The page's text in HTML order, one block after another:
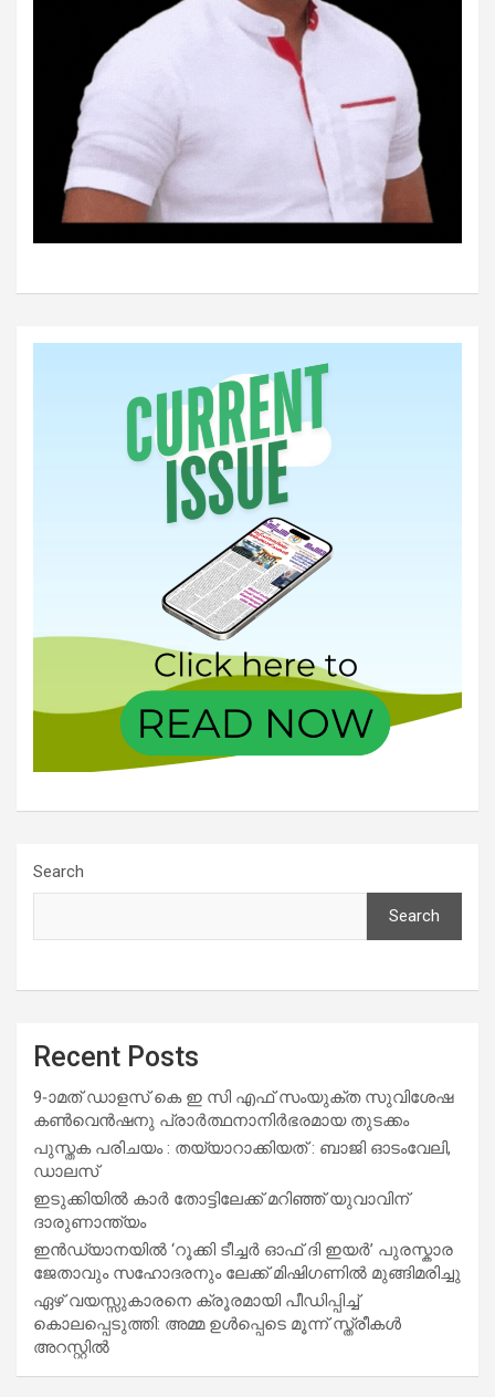
Search
Search
Recent Posts
9-ാമത് ഡാളസ് കെ ഇ സി എഫ് സംയുക്ത സുവിശേഷ
കൺവെൻഷനു പ്രാർത്ഥനാനിർഭരമായ തുടക്കം
പുസ്തക പരിചയം : തയ്യാറാക്കിയത് : ബാജി ഓടംവേലി,
ഡാലസ്
ഇടുക്കിയിൽ കാർ തോട്ടിലേക്ക് മറിഞ്ഞ് യുവാവിന്
ദാരുണാന്ത്യം
ഇൻഡ്യാനയിൽ ‘റൂക്കി ടീച്ചർ ഓഫ് ദി ഇയർ’ പുരസ്കാര
ജേതാവും സഹോദരനും ലേക്ക് മിഷിഗണിൽ മുങ്ങിമരിച്ചു
ഏഴ് വയസ്സുകാരനെ ക്രൂരമായി പീഡിപ്പിച്ച്
കൊലപ്പെടുത്തി: അമ്മ ഉൾപ്പെടെ മൂന്ന് സ്ത്രീകൾ
അറസ്റ്റിൽ